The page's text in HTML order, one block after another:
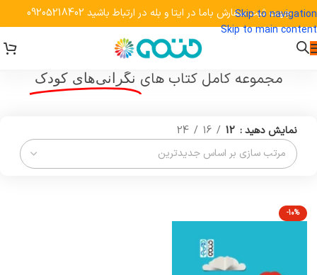
Skip to navigation
Skip to main content
جهت ثبت سفارش باما در ایتا و بله در ارتباط باشید 09205218402
محصولات برچسب خورده "نگرانی‌های کودک"
مجموعه کامل کتاب های نگرانی‌های کودک
نمایش دهید 12
16
24
-10%